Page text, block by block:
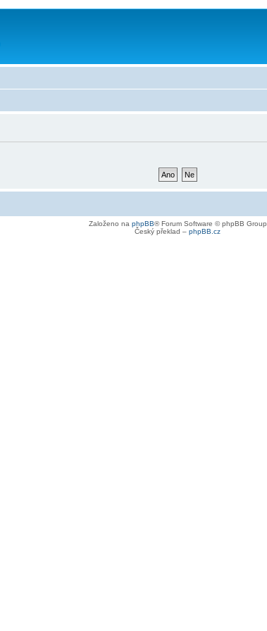
Založeno na phpBB® Forum Software © phpBB Group
Český překlad – phpBB.cz